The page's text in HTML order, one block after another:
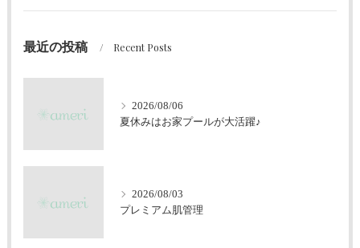
最近の投稿 Recent Posts
2026/08/06
夏休みはお家プールが大活躍♪
2026/08/03
プレミアム肌管理